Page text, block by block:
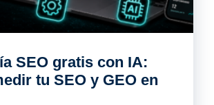
SEO gratis con IA:
tu SEO y GEO en